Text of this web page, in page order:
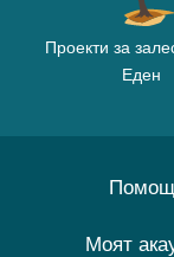
Проекти за
Еден
Помощ
Моят